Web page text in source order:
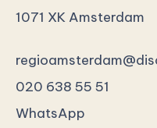
1071 XK Amsterdam
020 638 55 51
WhatsApp